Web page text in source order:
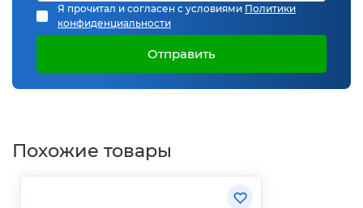
Я прочитал и согласен с условиями Политики
конфиденциальности
Отправить
Похожие товары